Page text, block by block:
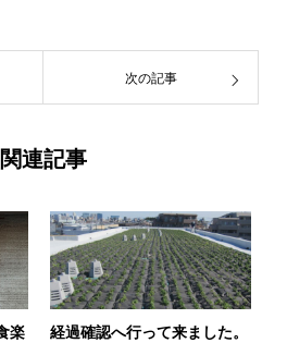
次の記事
関連記事
楽
経過確認へ行って来ました。